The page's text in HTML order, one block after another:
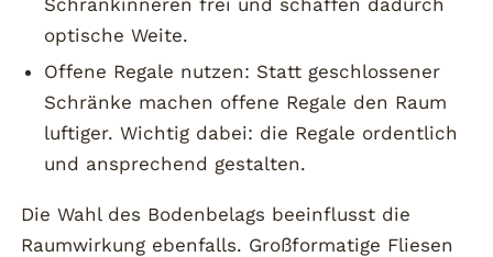
Schrankinneren frei und schaffen dadurch
optische Weite.
Offene Regale nutzen: Statt geschlossener
Schränke machen offene Regale den Raum
luftiger. Wichtig dabei: die Regale ordentlich
und ansprechend gestalten.
Die Wahl des Bodenbelags beeinflusst die
Raumwirkung ebenfalls. Großformatige Fliesen